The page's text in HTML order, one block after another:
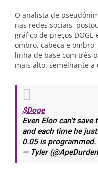
O analista de
nas redes sociais,
gráfico de preços
ombro, cabeça e
linha de base com três
mais alto, semelhante a
$Doge
Even Elon can't
and each time he
0.05 is programmed.
— Tyler